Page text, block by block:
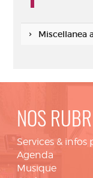
Miscellanea
NOS
Services & infos
Agenda
Musique